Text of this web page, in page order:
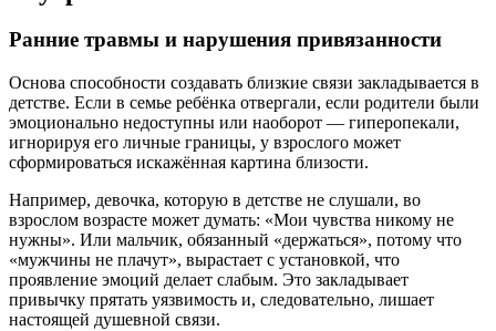
Ранние травмы и нарушения привязанности
Основа способности создавать близкие связи закладывается в
детстве. Если в семье ребёнка отвергали, если родители были
эмоционально недоступны или наоборот — гиперопекали,
игнорируя его личные границы, у взрослого может
сформироваться искажённая картина близости.
Например, девочка, которую в детстве не слушали, во
взрослом возрасте может думать: «Мои чувства никому не
нужны». Или мальчик, обязанный «держаться», потому что
«мужчины не плачут», вырастает с установкой, что
проявление эмоций делает слабым. Это закладывает
привычку прятать уязвимость и, следовательно, лишает
настоящей душевной связи.